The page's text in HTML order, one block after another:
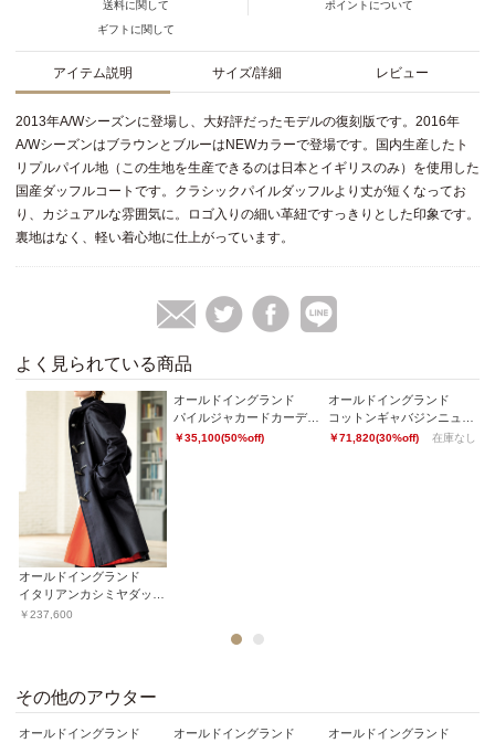
送料に関して
ポイントについて
ギフトに関して
アイテム説明 サイズ/詳細 レビュー
2013年A/Wシーズンに登場し、大好評だったモデルの復刻版です。2016年
A/WシーズンはブラウンとブルーはNEWカラーで登場です。国内生産したト
リプルパイル地（この生地を生産できるのは日本とイギリスのみ）を使用した
国産ダッフルコートです。クラシックパイルダッフルより丈が短くなってお
り、カジュアルな雰囲気に。ロゴ入りの細い革紐ですっきりとした印象です。
裏地はなく、軽い着心地に仕上がっています。
よく見られている商品
オールドイングランド
イタリアンカシミヤダッフルコート
￥237,600
オールドイングランド
￥35,100(50%off)
オールドイングランド
￥71,820(30%off) 在庫なし
2
その他のアウター
オールドイングランド
オールドイングランド
オールドイングランド